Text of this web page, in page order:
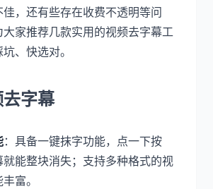
，还有些存在收费不透明等问
家推荐几款实用的视频去字幕工
、快选对。
字幕
：具备一键抹字功能，点一下按
就能整块消失；支持多种格式的视
富。